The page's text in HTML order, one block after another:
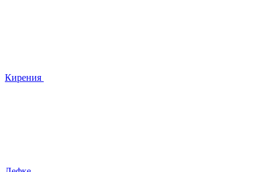
Кирения